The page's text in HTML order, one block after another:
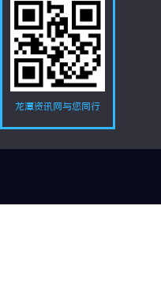
龙潭资讯网与您同行